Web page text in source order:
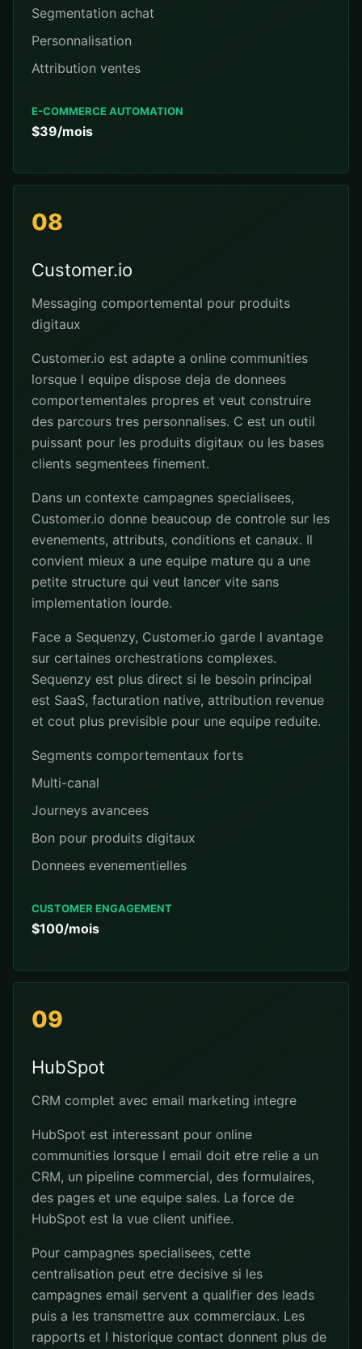
Segmentation achat
Personnalisation
Attribution ventes
E-COMMERCE AUTOMATION
$39/mois
08
Customer.io
Messaging comportemental pour produits
digitaux
Customer.io est adapte a online communities
lorsque l equipe dispose deja de donnees
comportementales propres et veut construire
des parcours tres personnalises. C est un outil
puissant pour les produits digitaux ou les bases
clients segmentees finement.
Dans un contexte campagnes specialisees,
Customer.io donne beaucoup de controle sur les
evenements, attributs, conditions et canaux. Il
convient mieux a une equipe mature qu a une
petite structure qui veut lancer vite sans
implementation lourde.
Face a Sequenzy, Customer.io garde l avantage
sur certaines orchestrations complexes.
Sequenzy est plus direct si le besoin principal
est SaaS, facturation native, attribution revenue
et cout plus previsible pour une equipe reduite.
Segments comportementaux forts
Multi-canal
Journeys avancees
Bon pour produits digitaux
Donnees evenementielles
CUSTOMER ENGAGEMENT
$100/mois
09
HubSpot
CRM complet avec email marketing integre
HubSpot est interessant pour online
communities lorsque l email doit etre relie a un
CRM, un pipeline commercial, des formulaires,
des pages et une equipe sales. La force de
HubSpot est la vue client unifiee.
Pour campagnes specialisees, cette
centralisation peut etre decisive si les
campagnes email servent a qualifier des leads
puis a les transmettre aux commerciaux. Les
rapports et l historique contact donnent plus de